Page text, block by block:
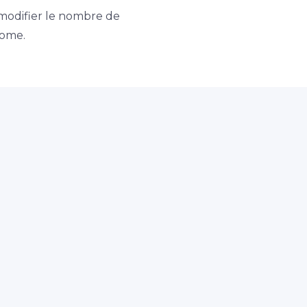
le nombre de